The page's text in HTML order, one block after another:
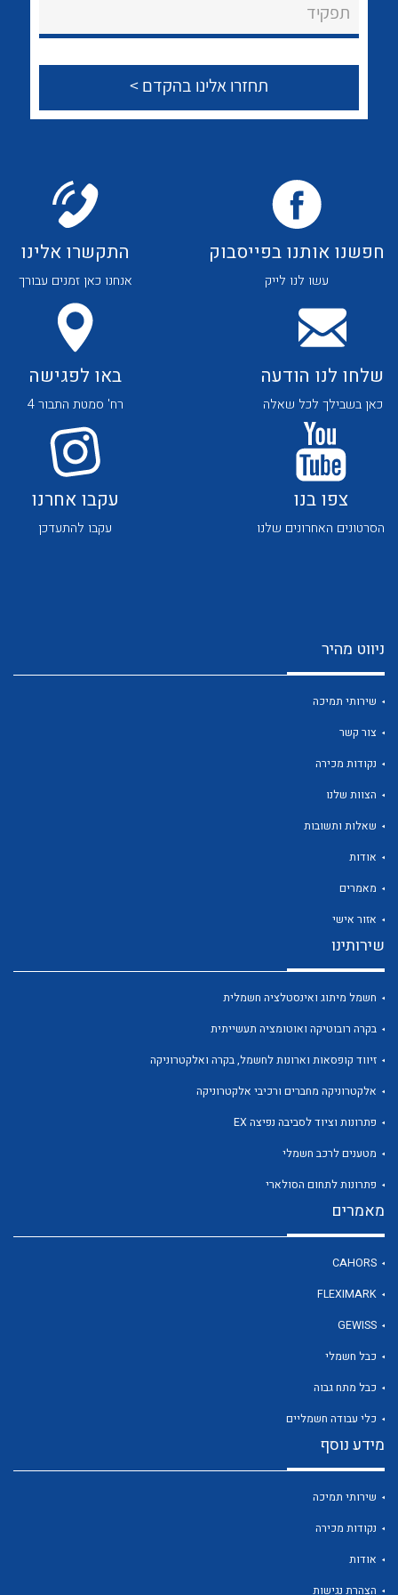
צור קשר
לכל מוצרי היצרן
לכל מוצרי היצרן לכל מוצרי היצרן
לכל מוצרי היצרן
תפקיד
חפשנו אותנו בפייסבוק
עשו לנו לייק
התקשרו אלינו
אנחנו כאן זמנים עבורך
שלחו לנו הודעה
כאן בשבילך לכל שאלה
באו לפגישה
רח' סמטת התבור 4
צפו בנו
הסרטונים האחרונים שלנו
עקבו אחרנו
עקבו להתעדכן
ניווט מהיר
שירותי תמיכה
צור קשר
נקודות מכירה
הצוות שלנו
שאלות ותשובות
אודות
מאמרים
אזור אישי
שירותינו
חשמל מיתוג ואינסטלציה חשמלית
בקרה רובוטיקה ואוטומציה תעשייתית
זיווד קופסאות וארונות לחשמל, בקרה ואלקטרוניקה
אלקטרוניקה מחברים ורכיבי אלקטרוניקה
פתרונות וציוד לסביבה נפיצה EX
מטענים לרכב חשמלי
פתרונות לתחום הסולארי
מאמרים
CAHORS
FLEXIMARK
GEWISS
כבל חשמלי
כבל מתח גבוה
כלי עבודה חשמליים
מידע נוסף
שירותי תמיכה
נקודות מכירה
אודות
הצהרת נגישות